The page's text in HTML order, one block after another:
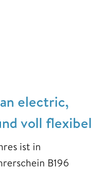
electric,
voll flexibel
ist in
B196